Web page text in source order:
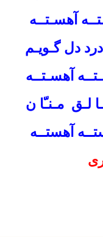
آهسـتــه
دل گـویـم
آهسـتــه
لـق مـنـّا ن
آهستــه